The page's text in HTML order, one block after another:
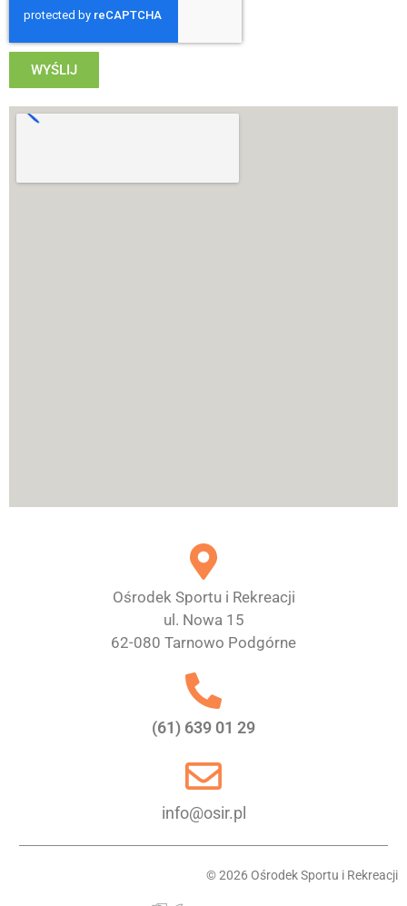
WYŚLIJ
Ośrodek Sportu i Rekreacji
ul. Nowa 15
62-080 Tarnowo Podgórne
(61) 639 01 29
info@osir.pl
© 2026 Ośrodek Sportu i Rekreacji